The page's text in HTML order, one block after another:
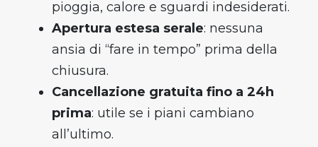
pioggia, calore e sguardi indesiderati.
Apertura estesa serale: nessuna
ansia di “fare in tempo” prima della
chiusura.
Cancellazione gratuita fino a 24h
prima: utile se i piani cambiano
all’ultimo.
Parcheggio in un clic e promo esclusive
👀
Scarica l'app ora - è gratis!